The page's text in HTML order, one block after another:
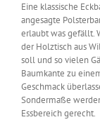
Eine klassische
angesagte
erlaubt was gefällt.
der Holztisch aus
soll und so vielen
Baumkante zu
Geschmack
Sondermaße
Essbereich gerecht.